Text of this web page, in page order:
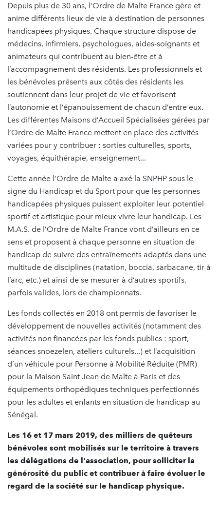
Depuis plus de 30 ans, l’Ordre de Malte France gère et
anime différents lieux de vie à destination de personnes
handicapées physiques. Chaque structure dispose de
médecins, infirmiers, psychologues, aides-soignants et
animateurs qui contribuent au bien-être et à
l’accompagnement des résidents. Les professionnels et
les bénévoles présents aux côtés des résidents les
soutiennent dans leur projet de vie et favorisent
l’autonomie et l’épanouissement de chacun d’entre eux.
Les différentes Maisons d’Accueil Spécialisées gérées par
l’Ordre de Malte France mettent en place des activités
variées pour y contribuer : sorties culturelles, sports,
voyages, équithérapie, enseignement...
Cette année l’Ordre de Malte a axé la SNPHP sous le
signe du Handicap et du Sport pour que les personnes
handicapées physiques puissent exploiter leur potentiel
sportif et artistique pour mieux vivre leur handicap. Les
M.A.S. de l’Ordre de Malte France vont d’ailleurs en ce
sens et proposent à chaque personne en situation de
handicap de suivre des entraînements adaptés dans une
multitude de disciplines (natation, boccia, sarbacane, tir à
l’arc, etc.) et ainsi de se mesurer à d’autres sportifs,
parfois valides, lors de championnats.
Les fonds collectés en 2018 ont permis de favoriser le
développement de nouvelles activités (notamment des
activités non financées par les fonds publics : sport,
séances snoezelen, ateliers culturels...) et l’acquisition
d’un véhicule pour Personne à Mobilité Réduite (PMR)
pour la Maison Saint Jean de Malte à Paris et des
équipements orthopédiques techniques perfectionnés
pour les adultes et enfants en situation de handicap au
Sénégal.
Les 16 et 17 mars 2019, des milliers de quêteurs
bénévoles sont mobilisés sur le territoire à travers
les délégations de l'association, pour solliciter la
générosité du public et contribuer à faire évoluer le
regard de la société sur le handicap physique.